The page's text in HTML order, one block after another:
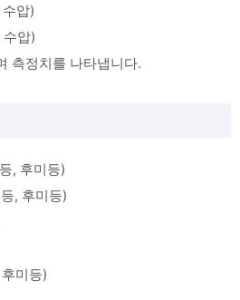
압)
압)
측정치를 나타냅니다.
, 후미등)
, 후미등)
미등)